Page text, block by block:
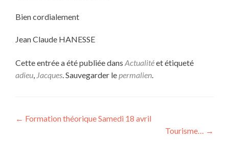
Bien cordialement
Jean Claude HANESSE
Cette entrée a été publiée dans Actualitéet étiqueté
adieu, Jacques. Sauvegarder lepermalien.
Navigation
← Formation théorique Samedi 18 avril
Tourisme… →